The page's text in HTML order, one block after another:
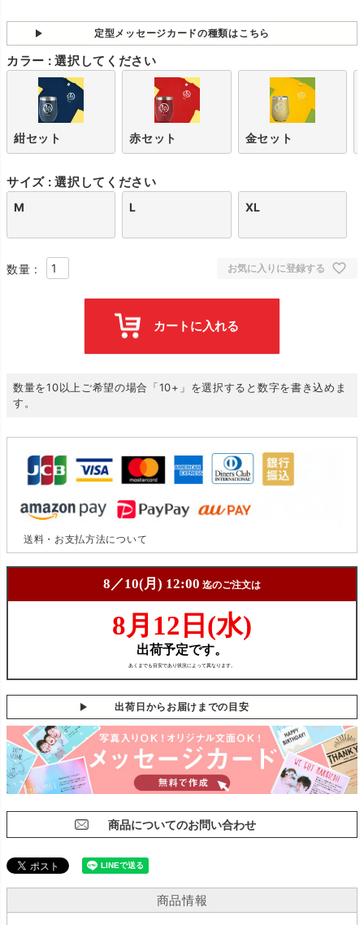
)
定型メッセージカードの種類はこちら
カラー 選択してください
紺セット 赤セット 金セット
サイズ 選択してください
M L XL
お気に入りに登録する
カートに入れる
数量を10以上ご希望の場合「10+」を選択すると数字を書き込めま
す。
送料・お支払方法について
出荷日からお届けまでの目安
商品についてのお問い合わせ
商品情報